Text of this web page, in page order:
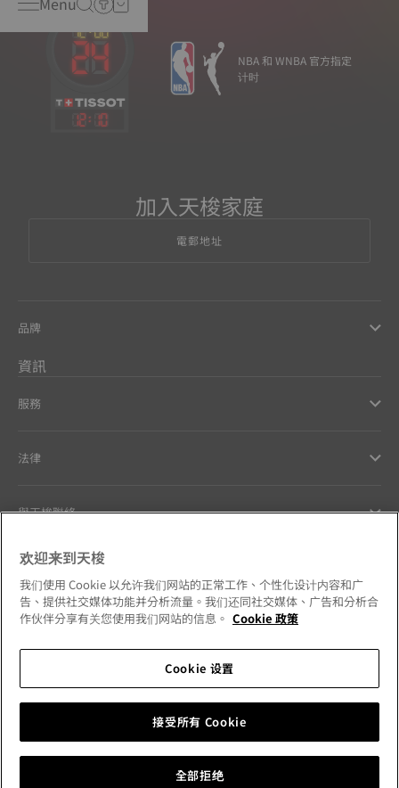
12: 10
NBA 和 WNBA 官方指定
计时
加入天梭家庭
電郵地址
品牌
資訊
服務
法律
與天梭聯絡
Our commitments
Hong Kong SAR•香港特別行政區
Change country
欢迎来到天梭
我们使用 Cookie 以允许我们网站的正常工作、个性化设计内容和广
告、提供社交媒体功能并分析流量。我们还同社交媒体、广告和分析合
作伙伴分享有关您使用我们网站的信息。 Cookie 政策
Cookie 设置
全部拒绝
接受所有 Cookie